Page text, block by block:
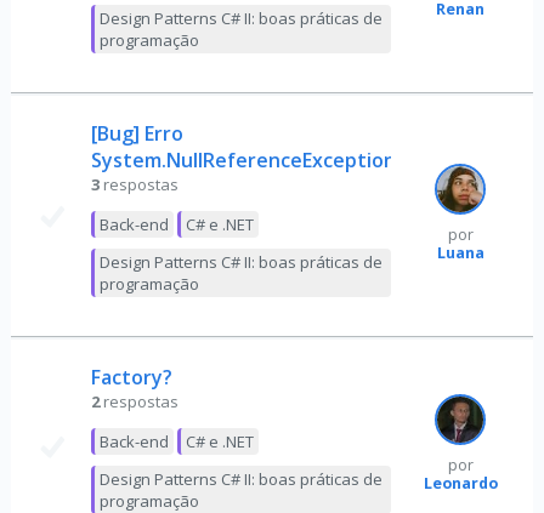
Design Patterns C# II: boas práticas de
programação
Renan
[Bug] Erro
System.NullReferenceException
3 respostas
Back-end
C# e .NET
Design Patterns C# II: boas práticas de
programação
por
Luana
Factory?
2 respostas
Back-end
C# e .NET
Design Patterns C# II: boas práticas de
programação
por
Leonardo